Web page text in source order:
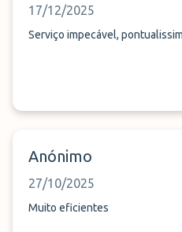
17/12/2025
Serviço impecável,
Anónimo
27/10/2025
Muito eficientes